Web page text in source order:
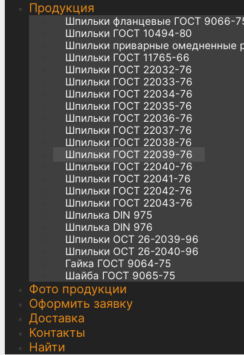
Продукция
Шпильки фланцевые ГОСТ 9066-
Шпильки ГОСТ 10494-80
Шпильки приварные омедненные
Шпильки ГОСТ 11765-66
Шпильки ГОСТ 22032-76
Шпильки ГОСТ 22033-76
Шпильки ГОСТ 22034-76
Шпильки ГОСТ 22035-76
Шпильки ГОСТ 22036-76
Шпильки ГОСТ 22037-76
Шпильки ГОСТ 22038-76
Шпильки ГОСТ 22039-76
Шпильки ГОСТ 22040-76
Шпильки ГОСТ 22041-76
Шпильки ГОСТ 22042-76
Шпильки ГОСТ 22043-76
Шпилька DIN 975
Шпилька DIN 976
Шпильки ОСТ 26-2039-96
Шпильки ОСТ 26-2040-96
Гайка ГОСТ 9064-75
Шайба ГОСТ 9065-75
Фото продукции
Оформить заявку
Доставка
Контакты
Найти